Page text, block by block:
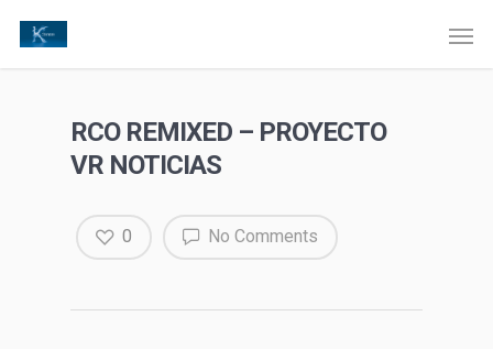
RCO REMIXED – PROYECTO
VR NOTICIAS
No Comments
0